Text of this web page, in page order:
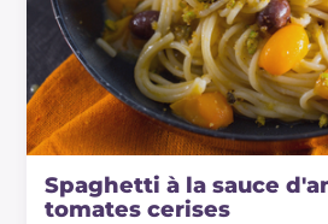
Spaghetti à la sauce
tomates cerises